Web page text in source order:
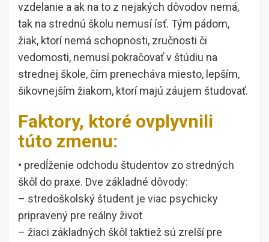
vzdelanie a ak na to z nejakých dôvodov nemá,
tak na strednú školu nemusí ísť. Tým pádom,
žiak, ktorí nemá schopnosti, zručnosti či
vedomosti, nemusí pokračovať v štúdiu na
strednej škole, čím prenecháva miesto, lepším,
šikovnejším žiakom, ktorí majú záujem študovať.
Faktory, ktoré ovplyvnili
túto zmenu:
• predĺženie odchodu študentov zo stredných
škôl do praxe. Dve základné dôvody:
– stredoškolský študent je viac psychicky
pripravený pre reálny život
– žiaci základných škôl taktiež sú zrelší pre